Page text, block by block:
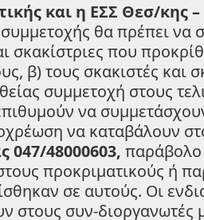
και η ΕΣΣ Θεσ/κης –
θα πρέπει να
σκακίστριες που
β) τους σκακιστές και
συμμετοχή στους
να
να καταβάλουν
047/48000603,
προκριματικούς ή
σε αυτούς. Οι
στους συν-διοργανωτές